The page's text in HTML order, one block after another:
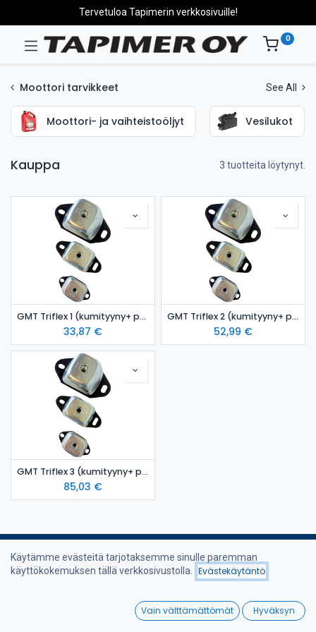
Suosituimmat
Wishlist
Tervetuloa Tapimerin verkkosivuille!
0
Moottori tarvikkeet See All
Moottori- ja vaihteistoöljyt Vesilukot
Kauppa 3 tuotteita löytynyt.
GMT Triflex 1 (kumityyny+ pulttisarja M12)
33,87 €
GMT Triflex 2 (kumityyny+ pulttisarja M16)
52,99 €
GMT Triflex 3 (kumityyny+ pulttisarja M20)
85,03 €
Käytämme evästeitä tarjotaksemme sinulle paremman
käyttökokemuksen tällä verkkosivustolla.
Evästekäytäntö
Vain välttämättömät Hyväksyn